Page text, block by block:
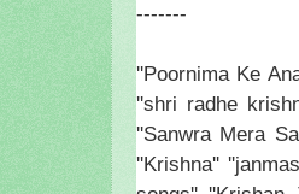
-------
''Poornima Ke
''shri radhe
''Sanwra Mera
''Krishna''